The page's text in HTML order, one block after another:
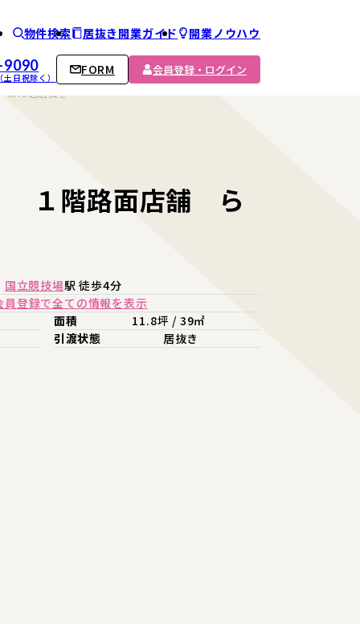
物件検索 居抜き開業ガイド 開業ノウハウ
日祝除く）
FORM 会員登録・ログイン
めん店居抜き
１階路面店舗 ら
国立競技場駅 徒歩4分
員登録で全ての情報を表示
面積
11.8坪 / 39㎡
引渡状態
居抜き